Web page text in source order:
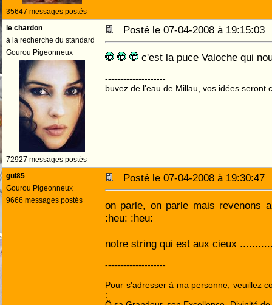
35647 messages postés
le chardon
à la recherche du standard
Gourou Pigeonneux
72927 messages postés
Posté le 07-04-2008 à
c'est la puce Valoche qui
--------------------
buvez de l'eau de Millau, vos idées seront
gui85
Gourou Pigeonneux
9666 messages postés
Posté le 07-04-2008 à
on parle, on parle mais revenons
:heu: :heu:
notre string qui est aux cieux
--------------------
Pour s'adresser à ma personne, veuillez
: